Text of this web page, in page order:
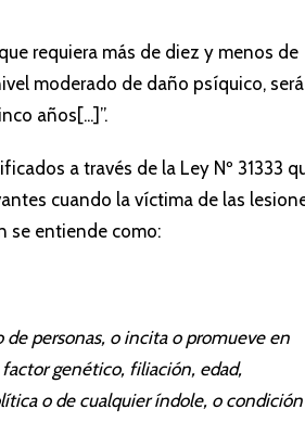
requiera más de diez y menos de
moderado de daño psíquico, será
años[...]”.
a través de la Ley Nº 31333
cuando la víctima de las
se entiende como:
de personas, o incita o promueve en
genético, filiación, edad,
o de cualquier índole, o condición